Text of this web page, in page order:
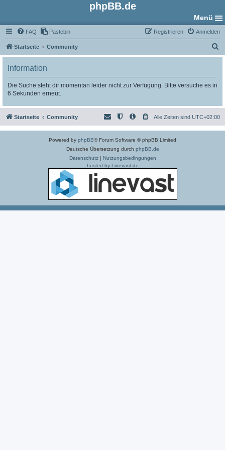
phpBB.de
Menü
FAQ Pastebin Anmelden
Registrieren
Startseite Community
u
Information
Die Suche steht dir momentan leider nicht zur Verfügung. Bitte versuche es in
6 Sekunden erneut.
Startseite Community Alle Zeiten sind UTC+02:00
Powered by phpBB® Forum Software © phpBB Limited
Deutsche Übersetzung durch phpBB.de
Datenschutz| Nutzungsbedingungen
hosted by Linevast.de